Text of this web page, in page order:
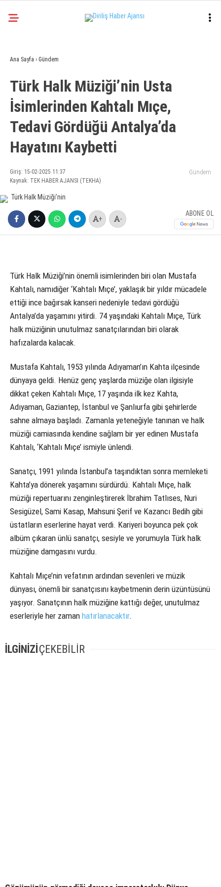
Instagram
EKONOMI
SIYASET
DÜNYA
SPOR
Ana Sayfa › Gündem
Türk Halk Müziği’nin Usta
İsimlerinden Kahtalı Mıçe,
Tedavi Gördüğü Antalya’da
Hayatını Kaybetti
Giriş: 15-02-2025 11:37
Kaynak: TEK HABER AJANSI (TEKHA)
Gündem
+ -
ABONE OL
Türk Halk Müziği’nin önemli isimlerinden biri olan Mustafa
Kahtalı, namıdiğer ‘Kahtalı Mıçe’, yaklaşık bir yıldır mücadele
ettiği ince bağırsak kanseri nedeniyle tedavi gördüğü
Antalya’da yaşamını yitirdi. 74 yaşındaki Kahtalı Mıçe, Türk
halk müziğinin unutulmaz sanatçılarından biri olarak
hafızalarda kalacak.
Mustafa Kahtalı, 1953 yılında Adıyaman’ın Kahta ilçesinde
dünyaya geldi. Henüz genç yaşlarda müziğe olan ilgisiyle
dikkat çeken Kahtalı Mıçe, 17 yaşında ilk kez Kahta,
Adıyaman, Gaziantep, İstanbul ve Şanlıurfa gibi şehirlerde
sahne almaya başladı. Zamanla yeteneğiyle tanınan ve halk
müziği camiasında kendine sağlam bir yer edinen Mustafa
Kahtalı, ‘Kahtalı Mıçe’ ismiyle ünlendi.
Sanatçı, 1991 yılında İstanbul’a taşındıktan sonra memleketi
Kahta’ya dönerek yaşamını sürdürdü. Kahtalı Mıçe, halk
müziği repertuarını zenginleştirerek İbrahim Tatlıses, Nuri
Sesigüzel, Sami Kasap, Mahsuni Şerif ve Kazancı Bedih gibi
üstatların eserlerine hayat verdi. Kariyeri boyunca pek çok
albüm çıkaran ünlü sanatçı, sesiyle ve yorumuyla Türk halk
müziğine damgasını vurdu.
Kahtalı Mıçe’nin vefatının ardından sevenleri ve müzik
dünyası, önemli bir sanatçısını kaybetmenin derin üzüntüsünü
yaşıyor. Sanatçının halk müziğine kattığı değer, unutulmaz
eserleriyle her zaman hatırlanacaktır.
İLGİNİZİ ÇEKEBİLİR